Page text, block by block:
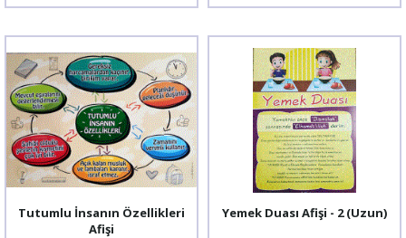
Tutumlu İnsanın Özellikleri
Afişi
Yemek Duası Afişi - 2 (Uzun)